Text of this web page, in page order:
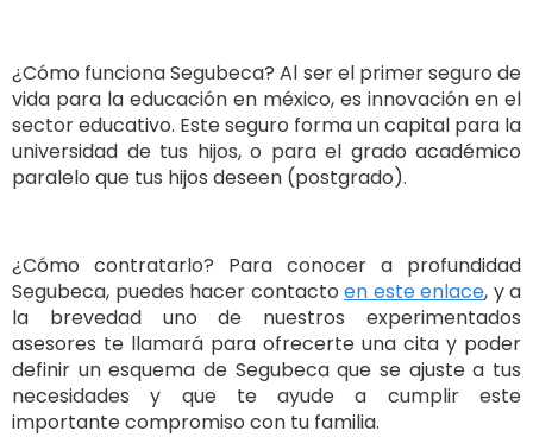
¿Cómo funciona Segubeca? Al ser el primer seguro de
vida para la educación en méxico, es innovación en el
sector educativo. Este seguro forma un capital para la
universidad de tus hijos, o para el grado académico
paralelo que tus hijos deseen (postgrado).
¿Cómo contratarlo? Para conocer a profundidad
Segubeca, puedes hacer contacto en este enlace, y a
la brevedad uno de nuestros experimentados
asesores te llamará para ofrecerte una cita y poder
definir un esquema de Segubeca que se ajuste a tus
necesidades y que te ayude a cumplir este
importante compromiso con tu familia.